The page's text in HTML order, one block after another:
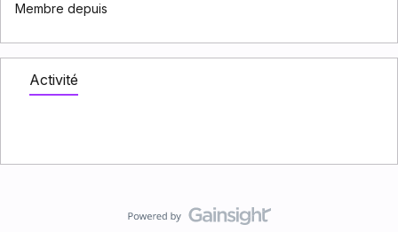
Membre depuis
Activité